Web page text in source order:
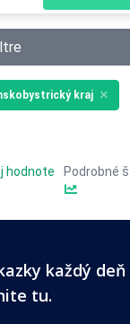
kraj
hodnote
Podrobné
každý deň
tu.